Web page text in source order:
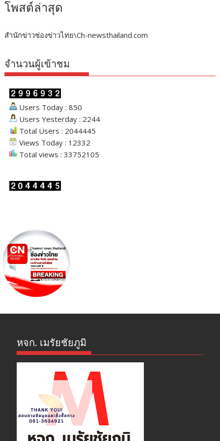
โพสต์ล่าสุด
สำนักข่าวช่องข่าวไทย\Ch-newsthailand.com
จำนวนผู้เข้าชม
Users Today : 850
Users Yesterday : 2244
Total Users : 2044445
Views Today : 12332
Total views : 33752105
หจก. เมรัยชัยภูมิ